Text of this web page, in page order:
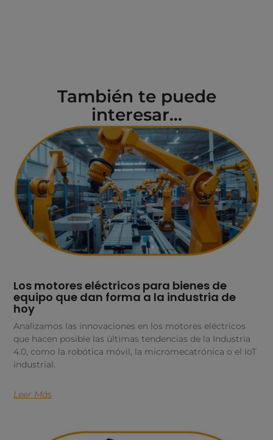
También te puede
interesar...
Los motores eléctricos para bienes de
equipo que dan forma a la industria de
hoy
Analizamos las innovaciones en los motores eléctricos
que hacen posible las últimas tendencias de la Industria
4.0, como la robótica móvil, la micromecatrónica o el IoT
industrial.
Leer Más